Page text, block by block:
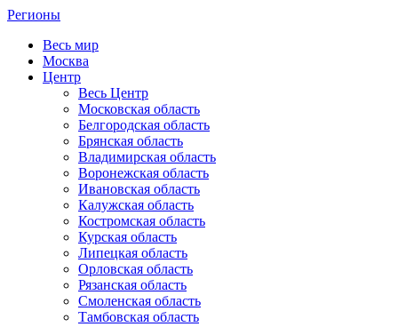
Регионы
Весь мир
Москва
Центр
Весь Центр
Московская область
Белгородская область
Брянская область
Владимирская область
Воронежская область
Ивановская область
Калужская область
Костромская область
Курская область
Липецкая область
Орловская область
Рязанская область
Смоленская область
Тамбовская область